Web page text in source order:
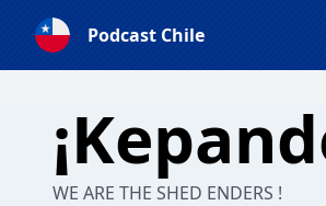
Podcast Chile
WE ARE THE SHED ENDERS !